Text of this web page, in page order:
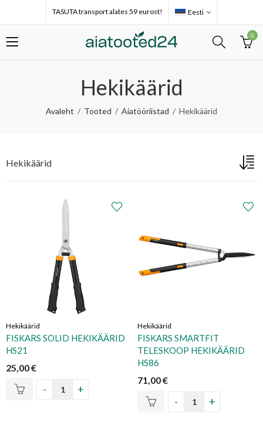
TASUTA transport alates 59 eurost! Eesti
0
Hekikäärid
Avaleht Tooted Aiatööriistad Hekikäärid
Hekikäärid
Hekikäärid
FISKARS SOLID HEKIKÄÄRID
HS21
25,00€
Hekikäärid
FISKARS SMARTFIT
TELESKOOP HEKIKÄÄRID
HS86
71,00€